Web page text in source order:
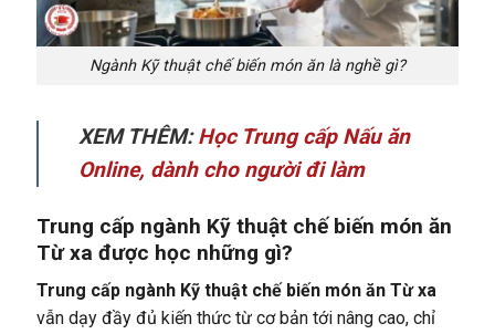
Ngành Kỹ thuật chế biến món ăn là nghề gì?
XEM THÊM:Học Trung cấp Nấu ăn
Online, dành cho người đi làm
Trung cấp ngành Kỹ thuật chế biến món ăn
Từ xa được học những gì?
Trung cấp ngành Kỹ thuật chế biến món ăn Từ xa
vẫn dạy đầy đủ kiến thức từ cơ bản tới nâng cao, chỉ